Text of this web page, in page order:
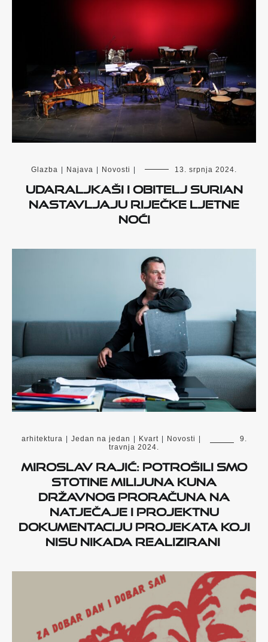
Glazba Najava Novosti 13. srpnja 2024.
UDARALJKAŠI I OBITELJ SURIAN
NASTAVLJAJU RIJEČKE LJETNE
NOĆI
arhitektura Jedan na jedan Kvart Novosti
9.
travnja 2024.
Miroslav Rajić: potrošili smo
stotine milijuna kuna
državnog proračuna na
natječaje i projektnu
dokumentaciju projekata koji
nisu nikada realizirani